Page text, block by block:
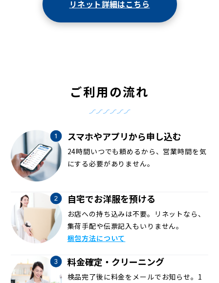
リネット詳細はこちら
ご利用の流れ
スマホやアプリから申し込む
24時間いつでも頼めるから、営業時間を気
にする必要がありません。
自宅でお洋服を預ける
お店への持ち込みは不要。リネットなら、
集荷手配や伝票記入もいりません。
梱包方法について
料金確定・クリーニング
検品完了後に料金をメールでお知らせ。1